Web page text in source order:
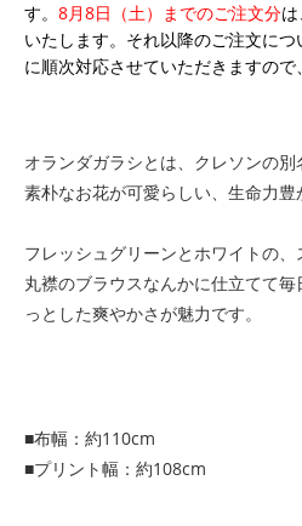
す。 8月8日（土）までのご注文分
いたします。それ以降のご注文に
に順次対応させていただきますので
オランダガラシとは、クレソンの別
素朴なお花が可愛らしい、生命力豊
フレッシュグリーンとホワイトの
丸襟のブラウスなんかに仕立てて
っとした爽やかさが魅力です。
■布幅：約110cm
■プリント幅：約108cm